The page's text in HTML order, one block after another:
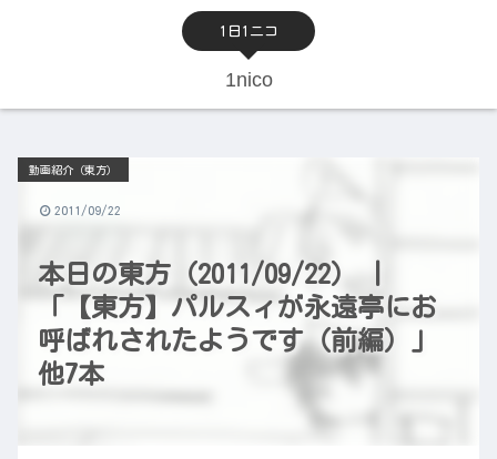
1日1ニコ
1nico
本日の東方（2011/09/22） |
「【東方】パルスィが永遠亭にお
呼ばれされたようです（前編）」
他7本
動画紹介（東方）
2011/09/22